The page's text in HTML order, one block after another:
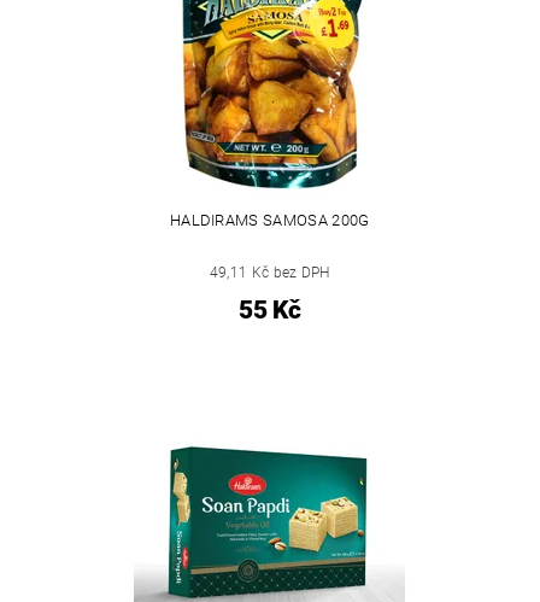
HALDIRAMS SAMOSA 200G
49,11 Kč bez DPH
55 Kč